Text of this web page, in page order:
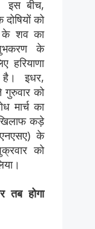
इस बीच,
को
के शव का
के
हरियाणा
है। इधर,
गुरुवार को
मार्च का
कड़े
एनएसए) के
को
तब होगा